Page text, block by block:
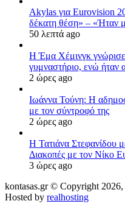
Akylas για Eurovision
δέκατη θέση» – «Ήταν
50 λεπτά ago
Η Έμα Χέμινγκ
γυμναστήριο, ενώ ήταν
2 ώρες ago
Ιωάννα Τούνη: Η
με τον σύντροφό της
2 ώρες ago
Η Τατιάνα Στεφανίδου
Διακοπές με τον Νίκο
3 ώρες ago
kontasas.gr © Copyright
Hosted by realhosting